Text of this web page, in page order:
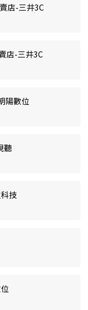
店-三井3C
店-三井3C
陽數位
聽
技